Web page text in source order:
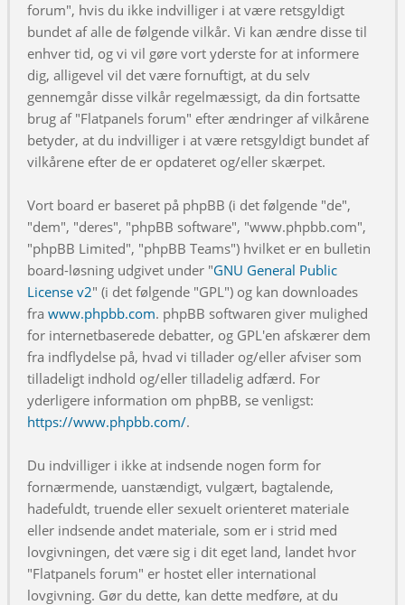
forum", hvis du ikke indvilliger i at være retsgyldigt
bundet af alle de følgende vilkår. Vi kan ændre disse til
enhver tid, og vi vil gøre vort yderste for at informere
dig, alligevel vil det være fornuftigt, at du selv
gennemgår disse vilkår regelmæssigt, da din fortsatte
brug af "Flatpanels forum" efter ændringer af vilkårene
betyder, at du indvilliger i at være retsgyldigt bundet af
vilkårene efter de er opdateret og/eller skærpet.
Vort board er baseret på phpBB (i det følgende "de",
"dem", "deres", "phpBB software", "www.phpbb.com",
"phpBB Limited", "phpBB Teams") hvilket er en bulletin
board-løsning udgivet under "GNU General Public
License v2" (i det følgende "GPL") og kan downloades
fra www.phpbb.com. phpBB softwaren giver mulighed
for internetbaserede debatter, og GPL'en afskærer dem
fra indflydelse på, hvad vi tillader og/eller afviser som
tilladeligt indhold og/eller tilladelig adfærd. For
yderligere information om phpBB, se venligst:
https://www.phpbb.com/.
Du indvilliger i ikke at indsende nogen form for
fornærmende, uanstændigt, vulgært, bagtalende,
hadefuldt, truende eller sexuelt orienteret materiale
eller indsende andet materiale, som er i strid med
lovgivningen, det være sig i dit eget land, landet hvor
"Flatpanels forum" er hostet eller international
lovgivning. Gør du dette, kan dette medføre, at du